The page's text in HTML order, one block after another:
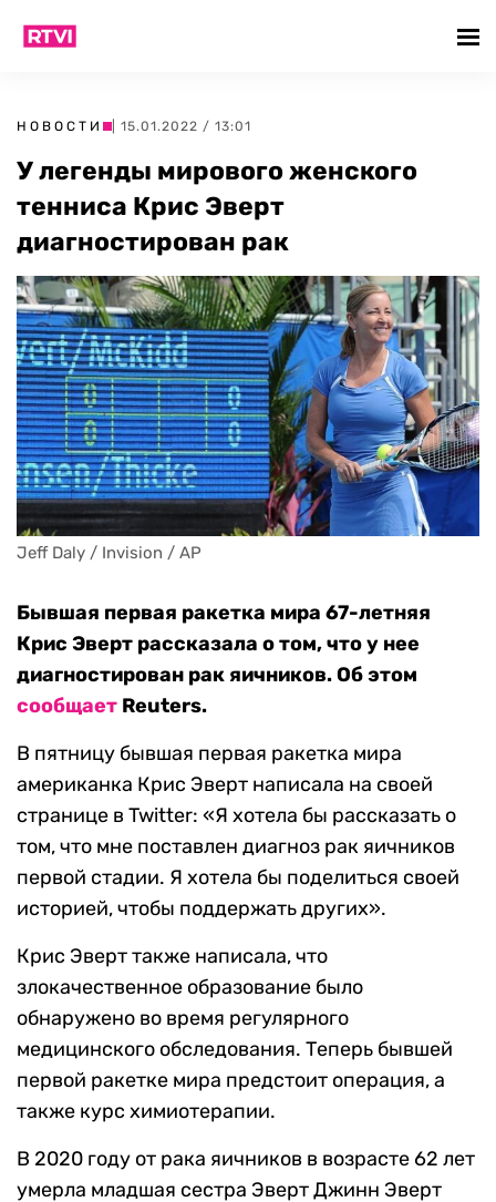
НОВОСТИ | 15.01.2022 / 13:01
У легенды мирового женского
тенниса Крис Эверт
диагностирован рак
Jeff Daly / Invision / AP
Бывшая первая ракетка мира 67-летняя
Крис Эверт рассказала о том, что у нее
диагностирован рак яичников. Об этом
сообщает Reuters.
В пятницу бывшая первая ракетка мира
американка Крис Эверт написала на своей
странице в Twitter: «Я хотела бы рассказать о
том, что мне поставлен диагноз рак яичников
первой стадии. Я хотела бы поделиться своей
историей, чтобы поддержать других».
Крис Эверт также написала, что
злокачественное образование было
обнаружено во время регулярного
медицинского обследования. Теперь бывшей
первой ракетке мира предстоит операция, а
также курс химиотерапии.
В 2020 году от рака яичников в возрасте 62 лет
умерла младшая сестра Эверт Джинн Эверт